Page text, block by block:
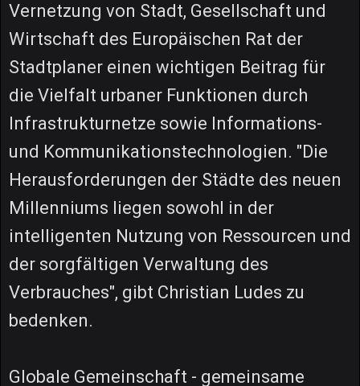
Vernetzung von Stadt, Gesellschaft und
Wirtschaft des Europäischen Rat der
Stadtplaner einen wichtigen Beitrag für
die Vielfalt urbaner Funktionen durch
Infrastrukturnetze sowie Informations-
und Kommunikationstechnologien. "Die
Herausforderungen der Städte des neuen
Millenniums liegen sowohl in der
intelligenten Nutzung von Ressourcen und
der sorgfältigen Verwaltung des
Verbrauches", gibt Christian Ludes zu
bedenken.
Globale Gemeinschaft - gemeinsame